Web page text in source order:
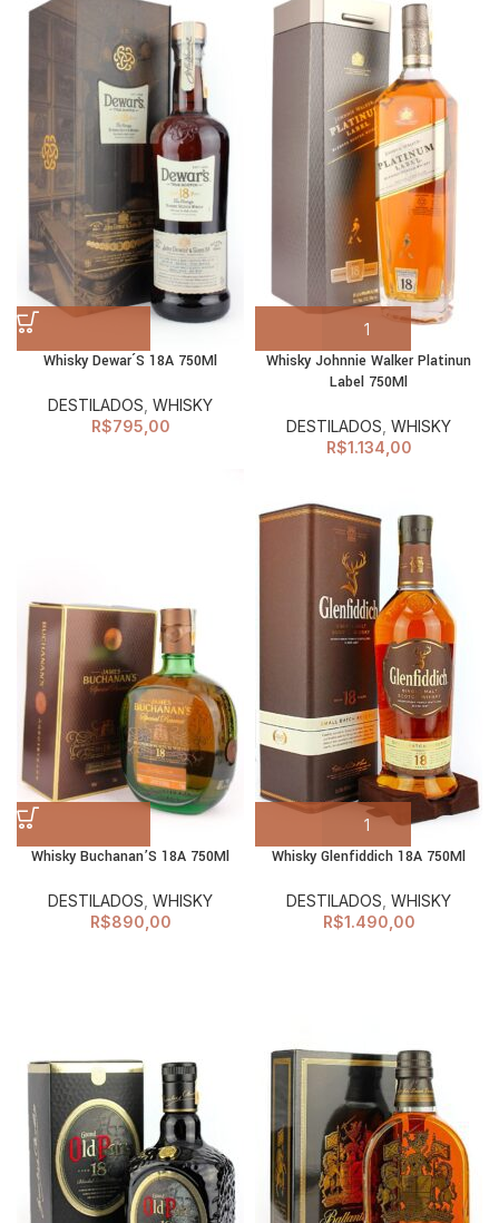
Whisky Dewar´S 18A 750Ml
DESTILADOS WHISKY
R$795,00
Whisky Johnnie Walker Platinun
Label 750Ml
DESTILADOS WHISKY
R$1.134,00
Whisky Buchanan’S 18A 750Ml
DESTILADOS WHISKY
R$890,00
Whisky Glenfiddich 18A 750Ml
DESTILADOS WHISKY
R$1.490,00